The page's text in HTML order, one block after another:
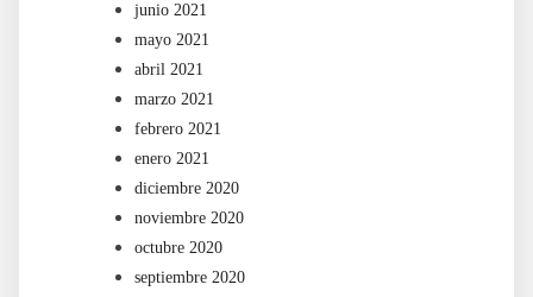
junio 2021
mayo 2021
abril 2021
marzo 2021
febrero 2021
enero 2021
diciembre 2020
noviembre 2020
octubre 2020
septiembre 2020